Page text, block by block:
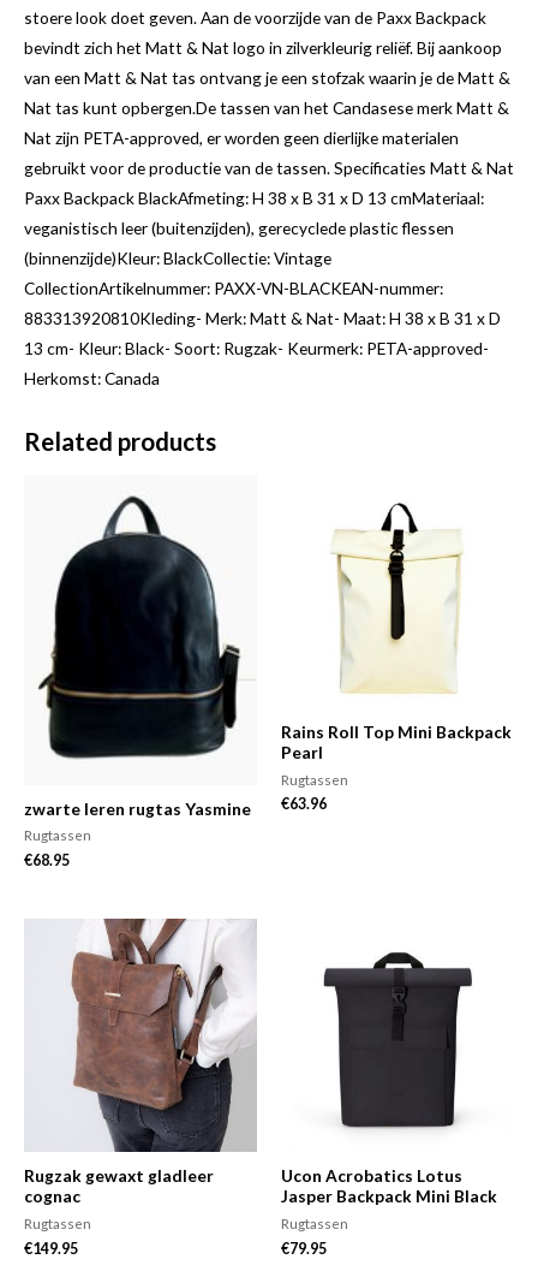
stoere look doet geven. Aan de voorzijde van de Paxx Backpack
bevindt zich het Matt & Nat logo in zilverkleurig reliëf. Bij aankoop
van een Matt & Nat tas ontvang je een stofzak waarin je de Matt &
Nat tas kunt opbergen.De tassen van het Candasese merk Matt &
Nat zijn PETA-approved, er worden geen dierlijke materialen
gebruikt voor de productie van de tassen. Specificaties Matt & Nat
Paxx Backpack BlackAfmeting: H 38 x B 31 x D 13 cmMateriaal:
veganistisch leer (buitenzijden), gerecyclede plastic flessen
(binnenzijde)Kleur: BlackCollectie: Vintage
CollectionArtikelnummer: PAXX-VN-BLACKEAN-nummer:
883313920810Kleding- Merk: Matt & Nat- Maat: H 38 x B 31 x D
13 cm- Kleur: Black- Soort: Rugzak- Keurmerk: PETA-approved-
Herkomst: Canada
Related products
zwarte leren rugtas Yasmine
Rugtassen
€68.95
Rains Roll Top Mini Backpack
Pearl
Rugtassen
€63.96
Rugzak gewaxt gladleer
cognac
Rugtassen
€149.95
Ucon Acrobatics Lotus
Jasper Backpack Mini Black
Rugtassen
€79.95